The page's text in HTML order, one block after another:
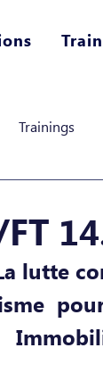
Trainings
lutte